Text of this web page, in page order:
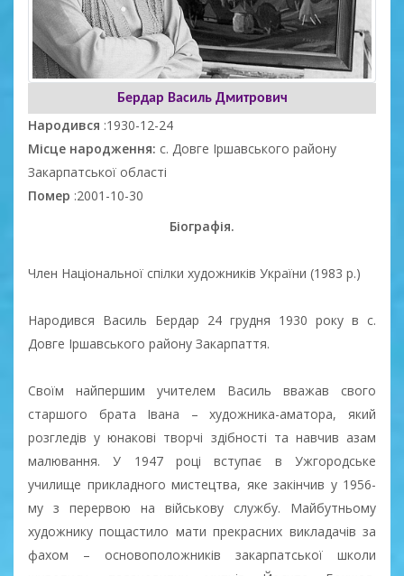
Бердар Василь Дмитрович
Народився :1930-12-24
Місце народження: с. Довге Іршавського району
Закарпатської області
Помер :2001-10-30
Біографія.
Член Національної спілки художників України (1983 р.)
Народився Василь Бердар 24 грудня 1930 року в с.
Довге Іршавського району Закарпаття.
Своїм найпершим учителем Василь вважав свого
старшого брата Івана – художника-аматора, який
розгледів у юнакові творчі здібності та навчив азам
малювання. У 1947 році вступає в Ужгородське
училище прикладного мистецтва, яке закінчив у 1956-
му з перервою на військову службу. Майбутньому
художнику пощастило мати прекрасних викладачів за
фахом – основоположників закарпатської школи